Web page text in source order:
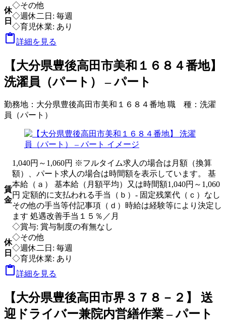
休
日
◇その他
◇週休二日: 毎週
◇育児休業: あり
詳細を見る
【大分県豊後高田市美和１６８４番地】
洗濯員（パート） – パート
勤務地： 大分県豊後高田市美和１６８４番地 職 種： 洗濯
員（パート）
賃
金
1,040円～1,060円 ※フルタイム求人の場合は月額（換算
額）、パート求人の場合は時間額を表示しています。 基
本給（ａ） 基本給（月額平均）又は時間額1,040円～1,060
円 定額的に支払われる手当（ｂ）- 固定残業代（ｃ）なし
その他の手当等付記事項（ｄ）時給は経験等により決定し
ます 処遇改善手当１５％／月
◇賞与: 賞与制度の有無なし
休
日
◇その他
◇週休二日: 毎週
◇育児休業: あり
 詳細を見る
【大分県豊後高田市界３７８－２】 送
迎ドライバー兼院内営繕作業 – パート